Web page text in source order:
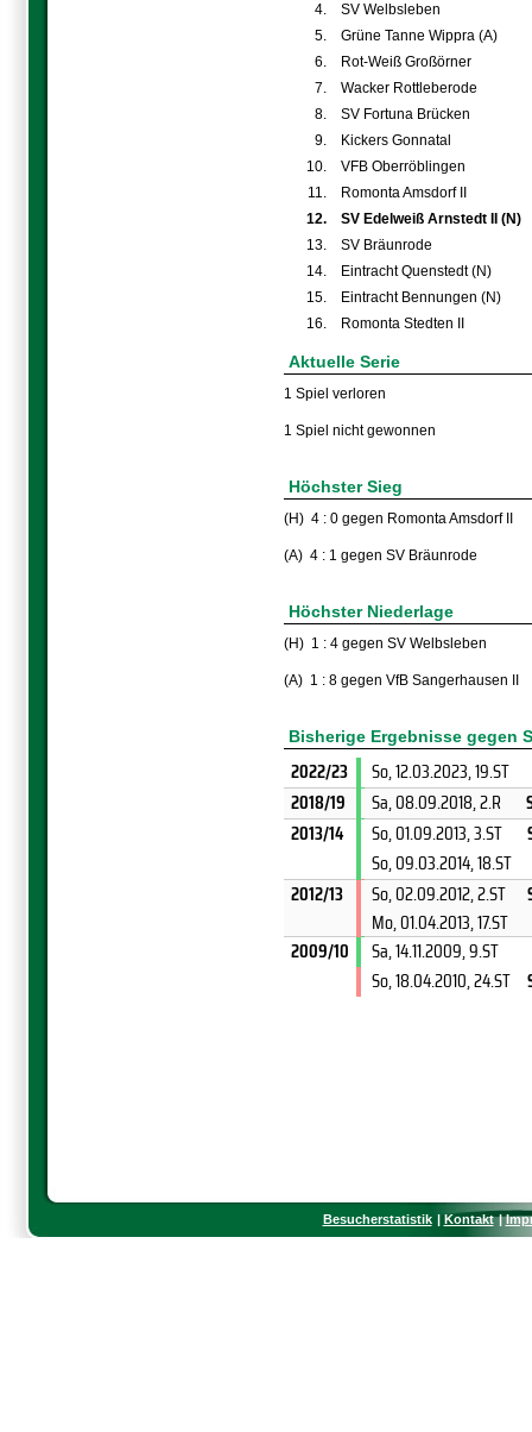
4.
SV Welbsleben
5.
Grüne Tanne Wippra (A)
6.
Rot-Weiß Großörner
7.
Wacker Rottleberode
8.
SV Fortuna Brücken
9.
Kickers Gonnatal
10.
VFB Oberröblingen
11.
Romonta Amsdorf II
12.
SV Edelweiß Arnstedt II (N)
13.
SV Bräunrode
14.
Eintracht Quenstedt (N)
15.
Eintracht Bennungen (N)
16.
Romonta Stedten II
Aktuelle Serie
1 Spiel verloren
1 Spiel nicht gewonnen
Höchster Sieg
(H) 4 : 0 gegen Romonta Amsdorf II
(A) 4 : 1 gegen SV Bräunrode
Höchster Niederlage
(H) 1 : 4 gegen SV Welbsleben
(A) 1 : 8 gegen VfB Sangerhausen II
Bisherige Ergebnisse gegen
2022/23 So, 12.03.2023, 19.ST
2018/19
Sa, 08.09.2018, 2.R
2013/14
So, 01.09.2013, 3.ST
So, 09.03.2014, 18.ST
2012/13
So, 02.09.2012, 2.ST
Mo, 01.04.2013, 17.ST
2009/10
Sa, 14.11.2009, 9.ST
So, 18.04.2010, 24.ST
Besucherstatistik Kontakt